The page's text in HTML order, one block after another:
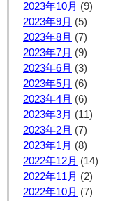
2023年10月 (9)
2023年9月 (5)
2023年8月 (7)
2023年7月 (9)
2023年6月 (3)
2023年5月 (6)
2023年4月 (6)
2023年3月 (11)
2023年2月 (7)
2023年1月 (8)
2022年12月 (14)
2022年11月 (2)
2022年10月 (7)